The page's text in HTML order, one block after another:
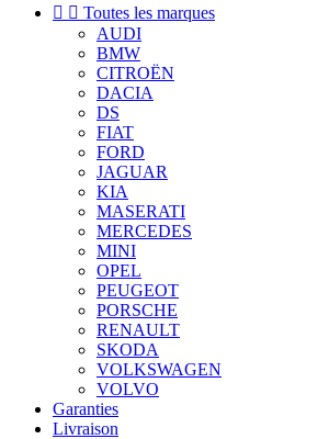
  Toutes les marques
AUDI
BMW
CITROËN
DACIA
DS
FIAT
FORD
JAGUAR
KIA
MASERATI
MERCEDES
MINI
OPEL
PEUGEOT
PORSCHE
RENAULT
SKODA
VOLKSWAGEN
VOLVO
Garanties
Livraison